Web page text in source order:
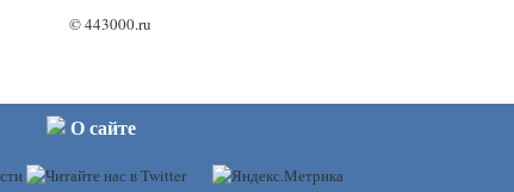
©443000.ru
О сайте